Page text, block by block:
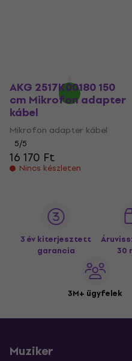
AKG 2517K00180 150
cm Mikrofon adapter
kábel
Mikrofon adapter kábel
5/5
16 170 Ft
Nincs készleten
3 év kiterjesztett
garancia
30
3M+ ügyfelek
Muziker